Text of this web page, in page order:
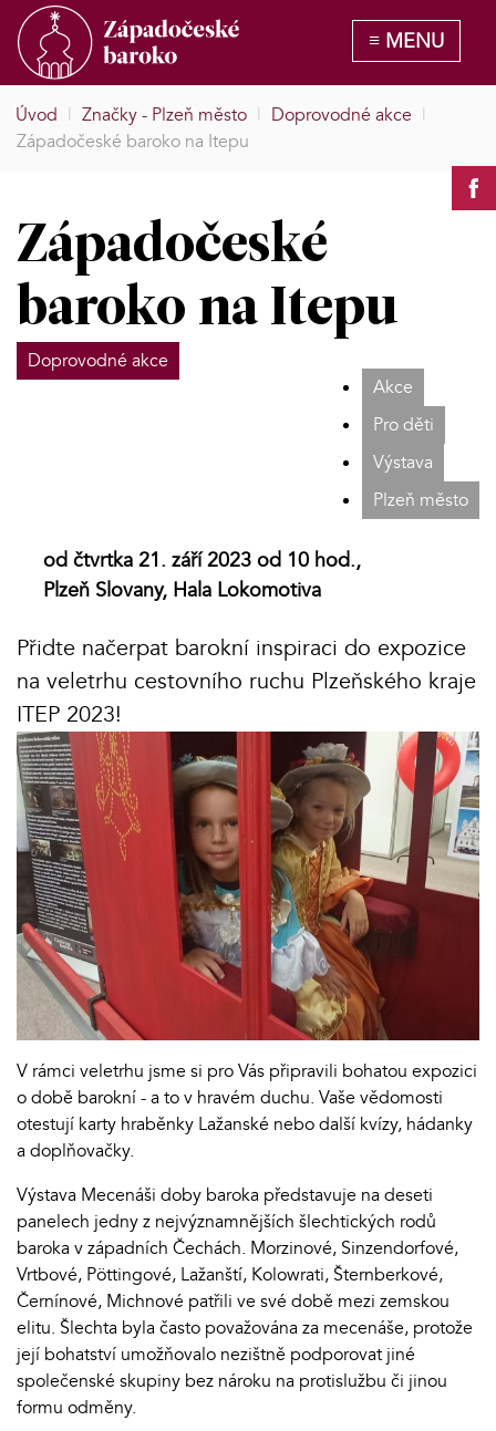
Úvod | Značky - Plzeň město | Doprovodné akce |
Západočeské baroko na Itepu
Západočeské
baroko na Itepu
Doprovodné akce
Akce
Pro děti
Výstava
Plzeň město
od čtvrtka 21. září 2023 od 10 hod.,
Plzeň Slovany, Hala Lokomotiva
Přidte načerpat barokní inspiraci do expozice
na veletrhu cestovního ruchu Plzeňského kraje
ITEP 2023!
V rámci veletrhu jsme si pro Vás připravili bohatou expozici
o době barokní - a to v hravém duchu. Vaše vědomosti
otestují karty hraběnky Lažanské nebo další kvízy, hádanky
a doplňovačky.
Výstava Mecenáši doby baroka představuje na deseti
panelech jedny z nejvýznamnějších šlechtických rodů
baroka v západních Čechách. Morzinové, Sinzendorfové,
Vrtbové, Pöttingové, Lažanští, Kolowrati, Šternberkové,
Černínové, Michnové patřili ve své době mezi zemskou
elitu. Šlechta byla často považována za mecenáše, protože
její bohatství umožňovalo nezištně podporovat jiné
společenské skupiny bez nároku na protislužbu či jinou
formu odměny.